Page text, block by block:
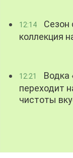
12:14
Сезон
коллекция
12:21
Водка
переходит
чистоты